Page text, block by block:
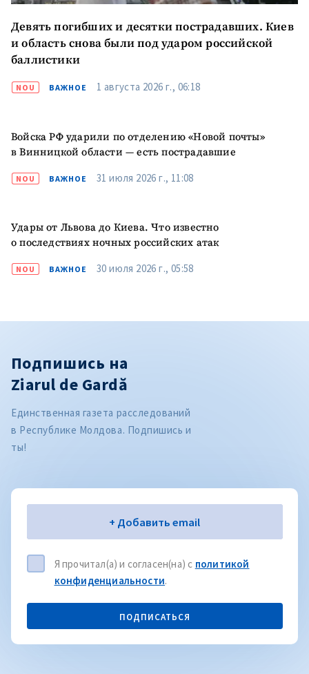
Девять погибших и десятки пострадавших. Киев
и область снова были под ударом российской
баллистики
NOU ВАЖНОЕ 1 августа 2026 г., 06:18
Войска РФ ударили по отделению «Новой почты»
в Винницкой области — есть пострадавшие
NOU ВАЖНОЕ 31 июля 2026 г., 11:08
Удары от Львова до Киева. Что известно
о последствиях ночных российских атак
NOU ВАЖНОЕ 30 июля 2026 г., 05:58
Подпишись на
Ziarul de Gardă
Единственная газета расследований
в Республике Молдова. Подпишись и
ты!
Электронная почта+ Добавить email
Я прочитал(а) и согласен(на) с политикой
конфиденциальности.
ПОДПИСАТЬСЯ